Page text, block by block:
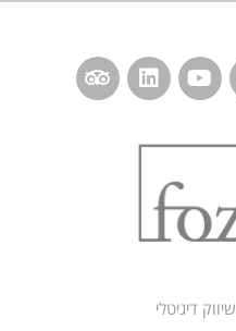
שיווק דיגיטלי